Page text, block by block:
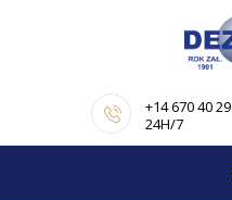
+14 670 40 29
24H/7
STRONA